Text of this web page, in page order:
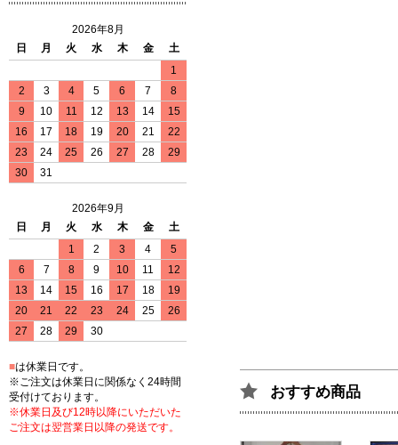
おすすめ商品
2026年8月
日
月 火 水 木 金
土
1
2
3 4 5 6 7
8
9
10 11 12 13 14
15
16
17 18 19 20 21
22
23
24 25 26 27 28
29
30
31
2026年9月
日
月 火 水 木 金
土
1
2 3 4
5
6
7 8 9 10 11
12
13
14 15 16 17 18
19
20
21 22 23 24 25
26
27
28 29 30
■は休業日です。
※ご注文は休業日に関係なく24時間
受付けております。
※休業日及び12時以降にいただいた
ご注文は翌営業日以降の発送です。